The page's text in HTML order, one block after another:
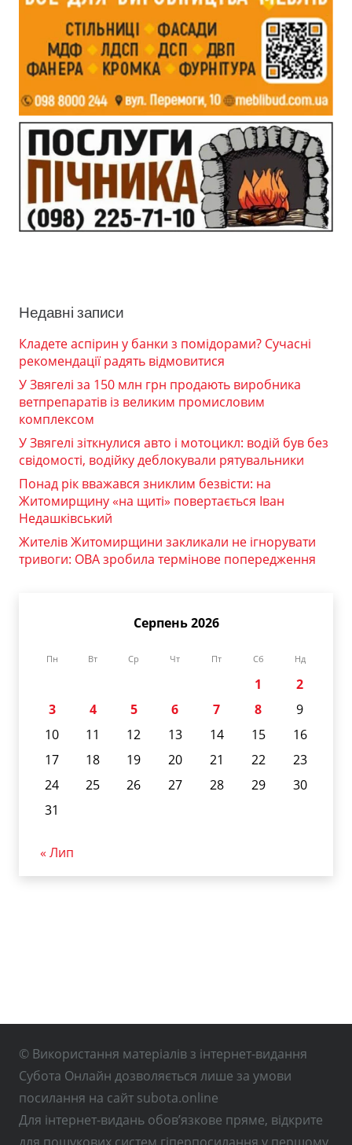
Недавні записи
Кладете аспірин у банки з помідорами? Сучасні
рекомендації радять відмовитися
У Звягелі за 150 млн грн продають виробника
ветпрепаратів із великим промисловим
комплексом
У Звягелі зіткнулися авто і мотоцикл: водій був без
свідомості, водійку деблокували рятувальники
Понад рік вважався зниклим безвісти: на
Житомирщину «на щиті» повертається Іван
Недашківський
Жителів Житомирщини закликали не ігнорувати
тривоги: ОВА зробила термінове попередження
Серпень 2026
Пн Вт Ср Чт Пт Сб Нд
1
2
3
4 5 6 7 8
9
10
11 12 13 14 15
16
17
18 19 20 21 22
23
24
25 26 27 28 29
30
31
« Лип
© Використання матеріалів з інтернет-видання
Субота Онлайн дозволяється лише за умови
посилання на сайт subota.online
Для інтернет-видань обов’язкове пряме, відкрите
для пошукових систем гіперпосилання у першому